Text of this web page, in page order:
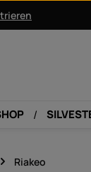
Riakeo